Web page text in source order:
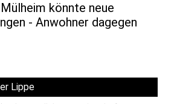
könnte neue
- Anwohner dagegen
Lippe